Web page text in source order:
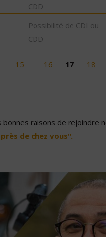
CDD
Possibilité de CDI ou
CDD
15 16 17 18
raisons de rejoindre
de chez vous".